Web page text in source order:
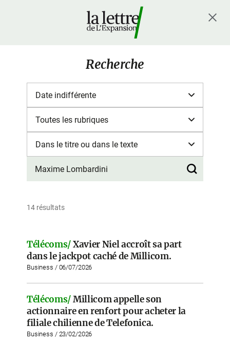
Recherche
14 résultats
Télécoms/Xavier Niel accroît sa part
dans le jackpot caché de Millicom.
Business / 06/07/2026
Télécoms/Millicom appelle son
actionnaire en renfort pour acheter la
filiale chilienne de Telefonica.
Business / 23/02/2026